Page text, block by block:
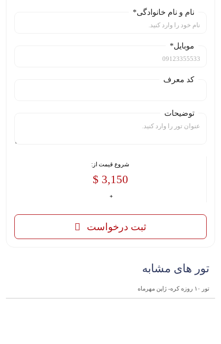
نام و نام خانوادگی*
موبایل*
کد معرف
توضیحات
شروع قیمت از:
3,150 $
ثبت درخواست
تور های مشابه
تور ۱۰ روزه کره- ژاپن مهرماه